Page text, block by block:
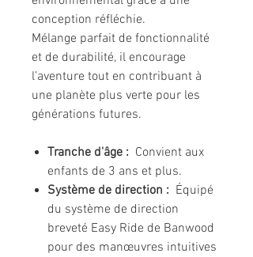
conception réfléchie.
Mélange parfait de fonctionnalité
et de durabilité, il encourage
l’aventure tout en contribuant à
une planète plus verte pour les
générations futures.
Tranche d'âge : Convient aux
enfants de 3 ans et plus.
Système de direction : Équipé
du système de direction
breveté Easy Ride de Banwood
pour des manœuvres intuitives